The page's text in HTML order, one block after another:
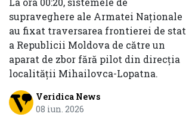
supraveghere ale Armatei Naționale
au fixat traversarea frontierei de stat
a Republicii Moldova de către un
aparat de zbor fără pilot din direcția
localității Mihailovca-Lopatna.
Veridica News
08 iun. 2026